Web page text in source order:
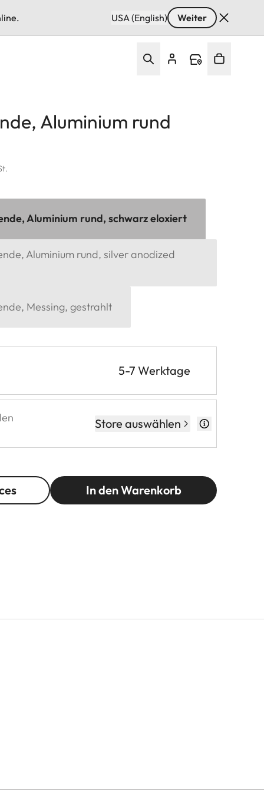
USA (English) Weiter
Aluminium rund
Aluminium rund, schwarz eloxiert
Aluminium rund, silver anodized
Messing, gestrahlt
5-7 Werktage
Store auswählen
In den Warenkorb